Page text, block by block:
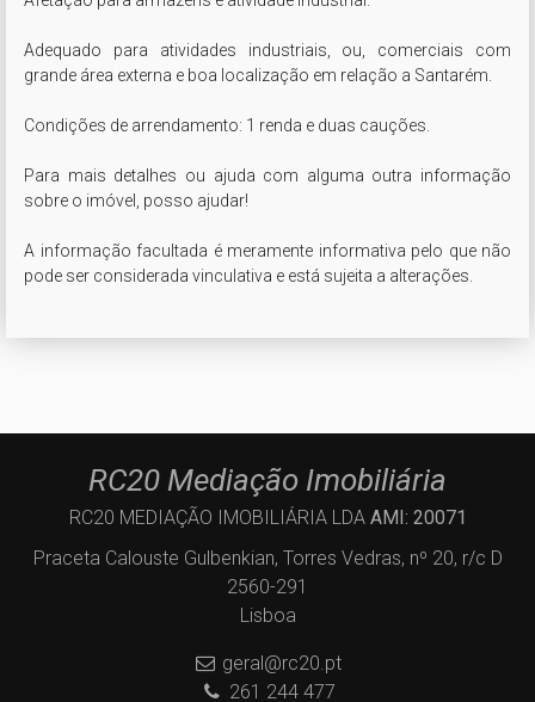
Adequado para atividades industriais, ou, comerciais com
grande área externa e boa localização em relação a Santarém.
Condições de arrendamento: 1 renda e duas cauções.
Para mais detalhes ou ajuda com alguma outra informação
sobre o imóvel, posso ajudar!
A informação facultada é meramente informativa pelo que não
pode ser considerada vinculativa e está sujeita a alterações.
RC20 Mediação Imobiliária
RC20 MEDIAÇÃO IMOBILIÁRIA LDA AMI: 20071
Praceta Calouste Gulbenkian, Torres Vedras, nº 20, r/c D
2560-291
Lisboa
geral@rc20.pt
261 244 477